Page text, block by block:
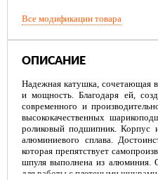
Все модификации товара
ОПИСАНИЕ
Надежная катушка, сочетающая в
и мощность. Благодаря ей,
современного и
высококачественных
роликовый подшипник. Корпус
алюминиевого сплава.
которая препятствует
шпуля выполнена из алюминия.
для работы с плетеными шнурами.